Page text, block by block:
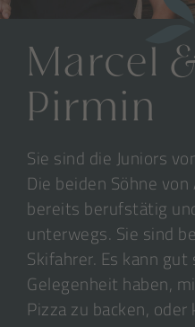
Marcel
Pirmin
Sie sind die Juniors
Die beiden Söhne
bereits berufstätig
unterwegs. Sie sind
Skifahrer. Es kann
Gelegenheit haben,
Pizza zu backen,